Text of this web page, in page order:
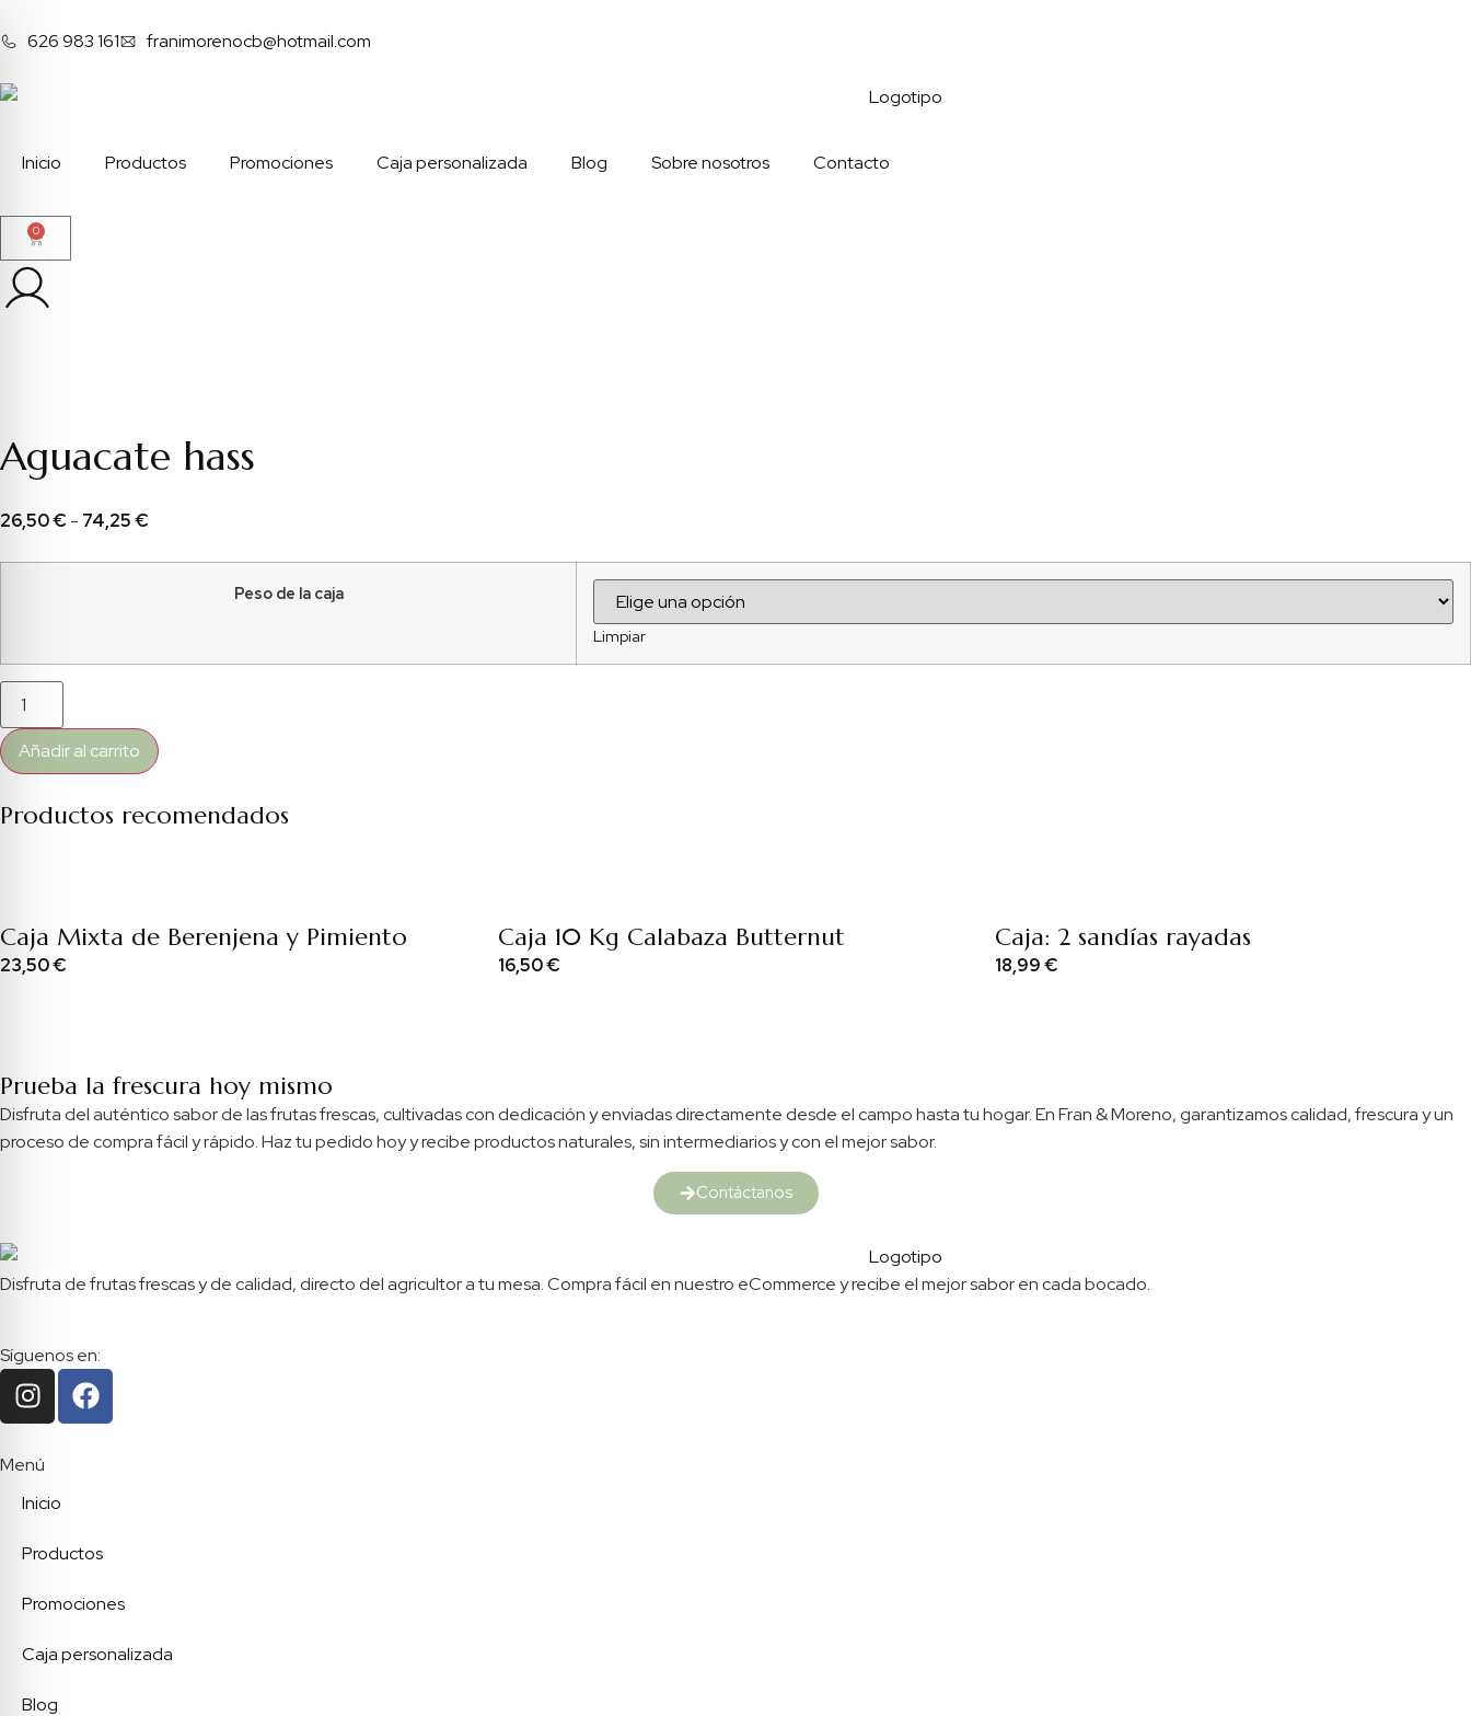
626 983 161 franimorenocb@hotmail.com
Inicio Productos Promociones Caja personalizada Blog Sobre nosotros Contacto
0
Aguacate hass
26,50€ - 74,25€
Peso de la caja
Limpiar
Añadir al carrito
Productos recomendados
Caja Mixta de Berenjena y Pimiento
23,50€
Caja 10 Kg Calabaza Butternut
16,50€
Caja: 2 sandías rayadas
18,99€
Prueba la frescura hoy mismo
Disfruta del auténtico sabor de las frutas frescas, cultivadas con dedicación y enviadas directamente desde el campo hasta tu hogar. En Fran & Moreno, garantizamos calidad, frescura y un
proceso de compra fácil y rápido. Haz tu pedido hoy y recibe productos naturales, sin intermediarios y con el mejor sabor.
Contáctanos
Disfruta de frutas frescas y de calidad, directo del agricultor a tu mesa. Compra fácil en nuestro eCommerce y recibe el mejor sabor en cada bocado.
Síguenos en:
Menú
Inicio
Productos
Promociones
Caja personalizada
Blog